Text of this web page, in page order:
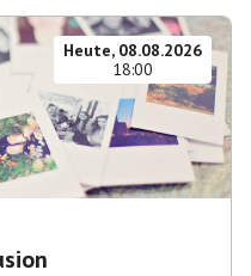
Heute, 08.08.2026
18:00